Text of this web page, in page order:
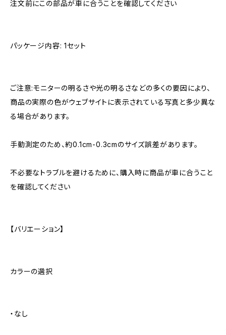
注文前にこの部品が車に合うことを確認してください
パッケージ内容: 1セット
ご注意:モニターの明るさや光の明るさなどの多くの要因により、
商品の実際の色がウェブサイトに表示されている写真と多少異な
る場合があります。
手動測定のため、約0.1cm-0.3cmのサイズ誤差があります。
不必要なトラブルを避けるために、購入時に商品が車に合うこと
を確認してください
【バリエーション】
カラーの選択
・なし